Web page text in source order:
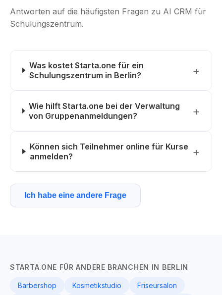
Antworten auf die häufigsten Fragen zu AI CRM für
Schulungszentrum.
Was kostet Starta.one für ein
Schulungszentrum in Berlin?
Wie hilft Starta.one bei der Verwaltung
von Gruppenanmeldungen?
Können sich Teilnehmer online für Kurse
anmelden?
Ich habe eine andere Frage
STARTA.ONE FÜR ANDERE BRANCHEN IN BERLIN
Barbershop Kosmetikstudio
Friseursalon